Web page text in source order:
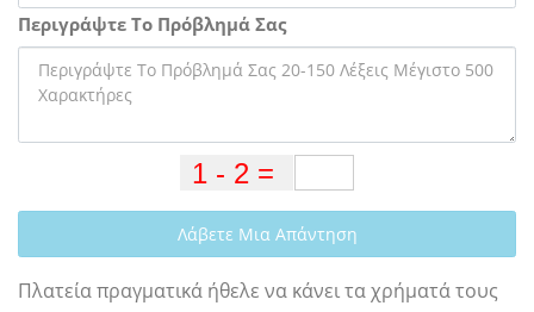
Περιγράψτε Το Πρόβλημά Σας
Λάβετε Μια Απάντηση
Πλατεία πραγματικά ήθελε να κάνει τα χρήματά τους